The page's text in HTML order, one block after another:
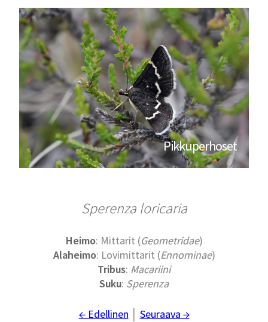
Pikkuperhoset
Sperenza loricaria
Heimo: Mittarit (Geometridae)
Alaheimo: Lovimittarit (Ennominae)
Tribus: Macariini
Suku: Sperenza
← Edellinen Seuraava →